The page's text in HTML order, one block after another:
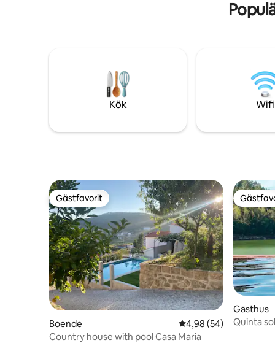
Kök Wifi
Gästfavorit
Gästfavorit
Boende 4,98 av 5 i
4,98 (54)
Country house with pool Casa Maria
Gästhus
Quinta